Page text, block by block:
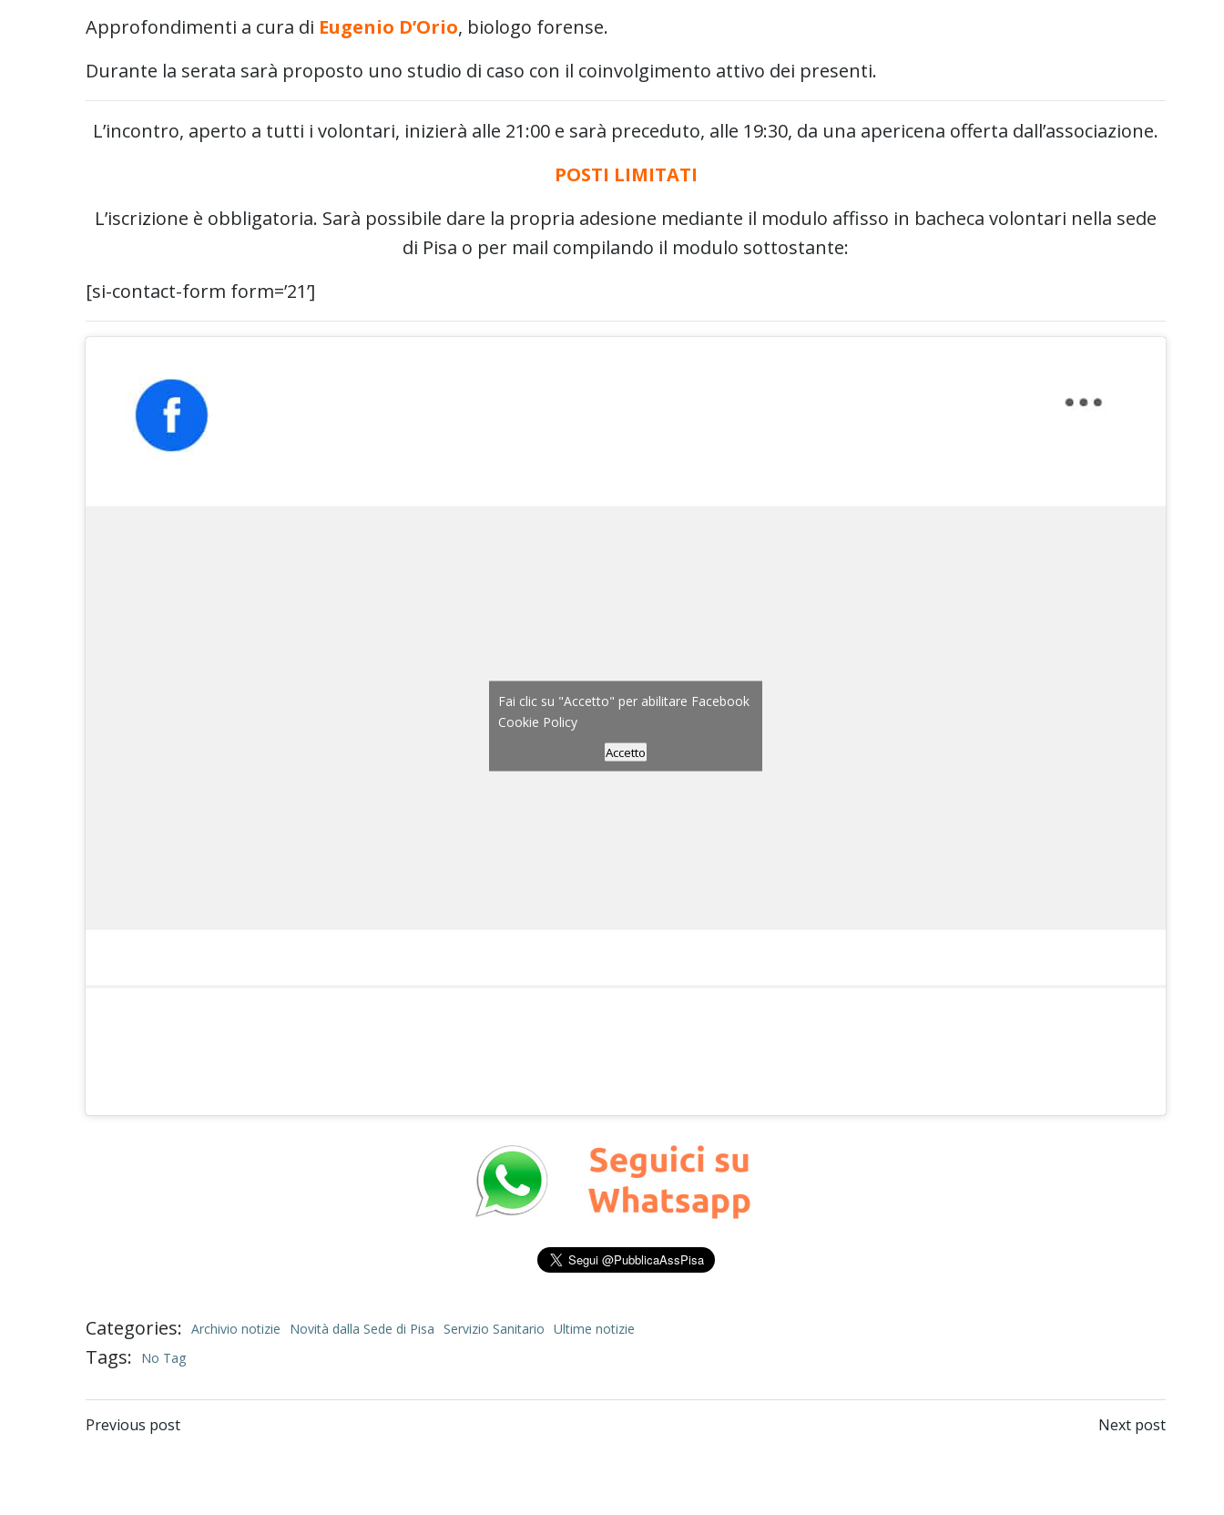
Approfondimenti a cura di Eugenio D’Orio, biologo forense.
Durante la serata sarà proposto uno studio di caso con il coinvolgimento attivo dei presenti.
L’incontro, aperto a tutti i volontari, inizierà alle 21:00 e sarà preceduto, alle 19:30, da una apericena offerta dall’associazione.
POSTI LIMITATI
L’iscrizione è obbligatoria. Sarà possibile dare la propria adesione mediante il modulo affisso in bacheca volontari nella sede
di Pisa o per mail compilando il modulo sottostante:
[si-contact-form form=’21’]
Fai clic su "Accetto" per abilitare Facebook
Cookie Policy
Accetto
Categories: Archivio notizie Novità dalla Sede di Pisa Servizio Sanitario Ultime notizie
Tags: No Tag
Post
Previous post Next post